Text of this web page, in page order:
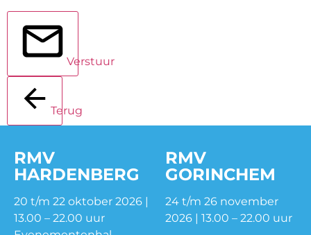
Verstuur
Terug
RMV
HARDENBERG
20 t/m 22 oktober 2026 |
13.00 – 22.00 uur
RMV
GORINCHEM
24 t/m 26 november
2026 | 13.00 – 22.00 uur